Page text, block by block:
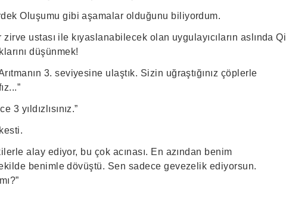
Oluşumu gibi aşamalar olduğunu biliyordum.
ustası ile kıyaslanabilecek olan uygulayıcıların aslında Qi
düşünmek!
3. seviyesine ulaştık. Sizin uğraştığınız çöplerle
3 yıldızlısınız.”
alay ediyor, bu çok acınası. En azından benim
benimle dövüştü. Sen sadece gevezelik ediyorsun.